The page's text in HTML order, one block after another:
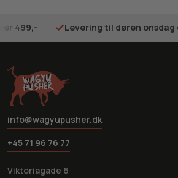
499,- Levering til døren onsdag
info@wagyupusher.dk
+45 71 96 76 77
Viktoriagade 6